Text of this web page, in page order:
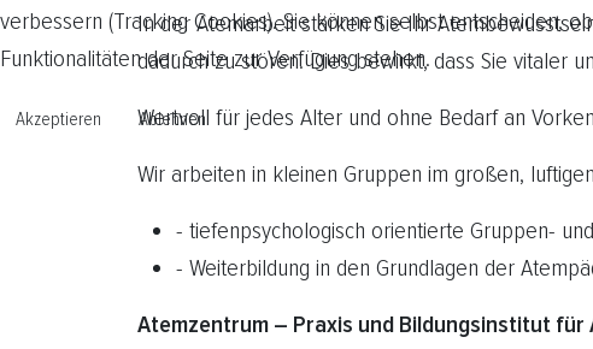
In der Atemarbeit stärken Sie Ihr
dadurch zu stören. Dies bewirkt, dass Sie vitaler
Wertvoll für jedes Alter und ohne Bedarf an
Wir arbeiten in kleinen Gruppen im großen,
- tiefenpsychologisch orientierte Gruppen-
- Weiterbildung in den Grundlagen der
Atemzentrum – Praxis und Bildungsinstitut
verbessern (Tracking Cookies). Sie können selbst entscheiden,
Funktionalitäten der Seite zur Verfügung stehen.
Akzeptieren Ablehnen